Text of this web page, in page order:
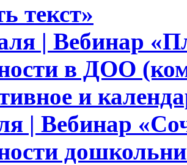
текст»
| Вебинар
в ДОО
и
| Вебинар